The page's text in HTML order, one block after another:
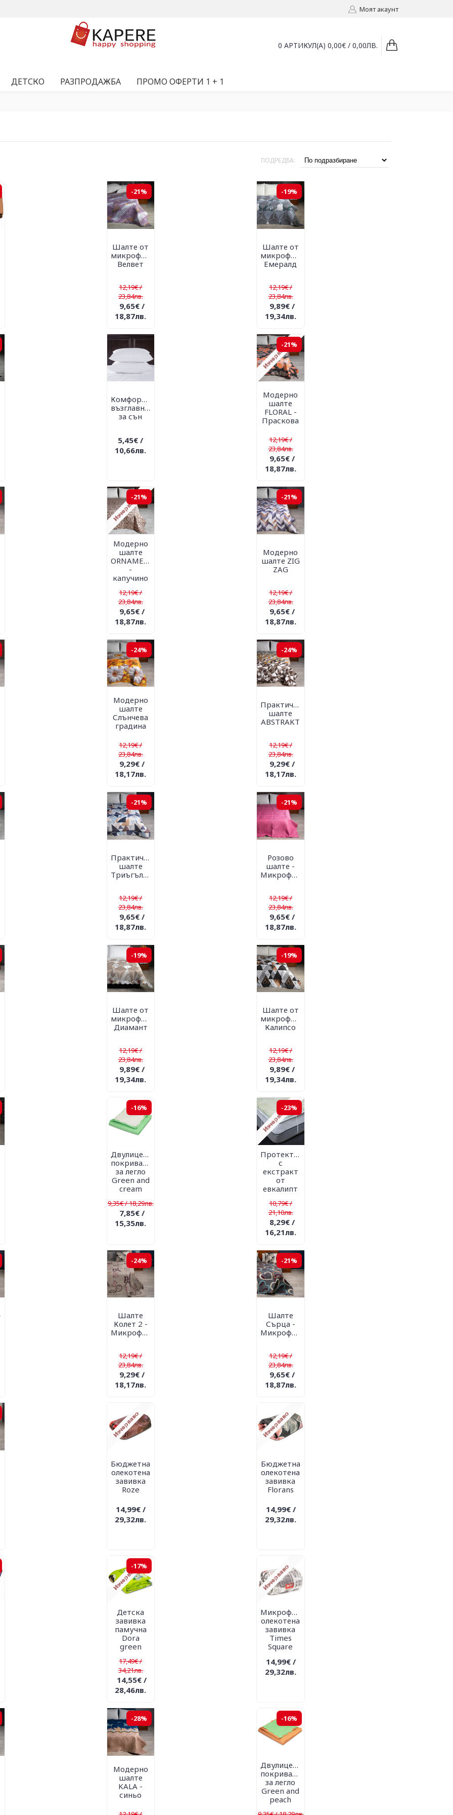
Моят акаунт
0 АРТИКУЛ(А) 0,00€ / 0,00ЛВ.
ДЕТСКО РАЗПРОДАЖБА ПРОМО ОФЕРТИ 1 + 1
ПОДРЕДБА:
-21%
Шалте от
микрофибър
Велвет
12,19€ /
23,84лв.
9,65€ /
18,87лв.
-19%
Шалте от
микрофибър
Емералд
12,19€ /
23,84лв.
9,89€ /
19,34лв.
Комфортна
възглавница
за сън
5,45€ /
10,66лв.
-21%
Модерно
шалте
FLORAL -
Праскова
12,19€ /
23,84лв.
9,65€ /
18,87лв.
-21%
Модерно
шалте
ORNAMENTIKO
-
капучино
12,19€ /
23,84лв.
9,65€ /
18,87лв.
-21%
Модерно
шалте ZIG
ZAG
12,19€ /
23,84лв.
9,65€ /
18,87лв.
-24%
Модерно
шалте
Слънчева
градина
12,19€ /
23,84лв.
9,29€ /
18,17лв.
-24%
Практично
шалте
ABSTRAKT
12,19€ /
23,84лв.
9,29€ /
18,17лв.
-21%
Практично
шалте
Триъгълници
12,19€ /
23,84лв.
9,65€ /
18,87лв.
-21%
Розово
шалте -
Микрофибър
12,19€ /
23,84лв.
9,65€ /
18,87лв.
-19%
Шалте от
микрофибър
Диамант
12,19€ /
23,84лв.
9,89€ /
19,34лв.
-19%
Шалте от
микрофибър
Калипсо
12,19€ /
23,84лв.
9,89€ /
19,34лв.
-16%
Двулицево
покривало
за легло
Green and
cream
9,35€ / 18,29лв.
7,85€ /
15,35лв.
-23%
Протектор
с
екстракт
от
евкалипт
10,79€ /
21,10лв.
8,29€ /
16,21лв.
-24%
Шалте
Колет 2 -
Микрофибър
12,19€ /
23,84лв.
9,29€ /
18,17лв.
-21%
Шалте
Сърца -
Микрофибър
12,19€ /
23,84лв.
9,65€ /
18,87лв.
Бюджетна
олекотена
завивка
Roze
14,99€ /
29,32лв.
Бюджетна
олекотена
завивка
Florans
14,99€ /
29,32лв.
-17%
Детска
завивка
памучна
Dora
green
17,49€ /
34,21лв.
14,55€ /
28,46лв.
Микрофибърна
олекотена
завивка
Times
Square
14,99€ /
29,32лв.
-28%
Модерно
шалте
KALA -
синьо
-16%
Двулицево
покривало
за легло
Green and
peach